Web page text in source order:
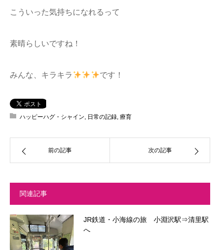
こういった気持ちになれるって
素晴らしいですね！
みんな、キラキラ です！
ハッピーハグ・シャイン, 日常の記録, 療育
前の記事 次の記事
関連記事
JR鉄道・小海線の旅 小淵沢駅⇒清里駅
へ